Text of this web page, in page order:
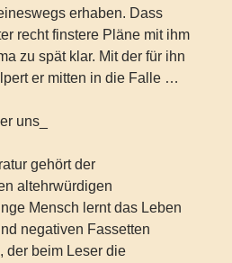
erhaben. Dass
recht finstere Pläne mit ihm
zu spät klar. Mit der für ihn
er mitten in die Falle …
uns_
gehört der
altehrwürdigen
Mensch lernt das Leben
negativen Fassetten
der beim Leser die